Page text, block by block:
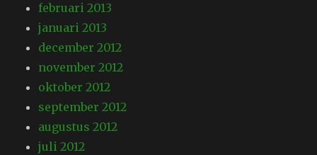
februari 2013
januari 2013
december 2012
november 2012
oktober 2012
september 2012
augustus 2012
juli 2012